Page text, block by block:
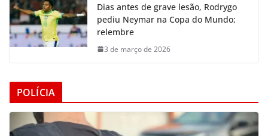
Dias antes de grave lesão, Rodrygo
pediu Neymar na Copa do Mundo;
relembre
3 de março de 2026
POLÍCIA